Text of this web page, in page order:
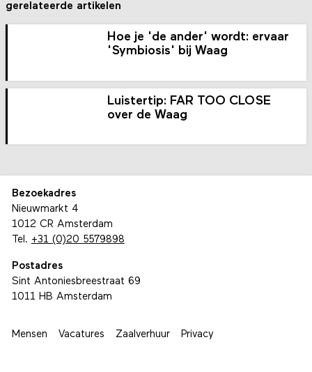
gerelateerde artikelen
Hoe je 'de ander' wordt: ervaar
'Symbiosis' bij Waag
Luistertip: FAR TOO CLOSE
over de Waag
Bezoekadres
Nieuwmarkt 4
1012 CR Amsterdam
Tel. +31 (0)20 5579898
Postadres
Sint Antoniesbreestraat 69
1011 HB Amsterdam
Mensen Vacatures Zaalverhuur Privacy